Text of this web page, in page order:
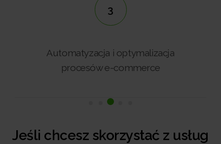
3
Automatyzacja i optymalizacja
procesów e-commerce
Jeśli chcesz skorzystać z usług